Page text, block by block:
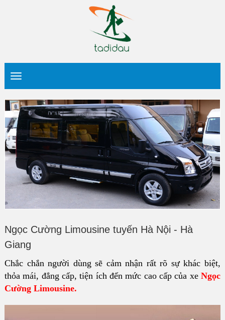
Ngọc Cường Limousine tuyến Hà Nội - Hà
Giang
Chắc chắn người dùng sẽ cảm nhận rất rõ sự khác biệt,
thỏa mái, đẳng cấp, tiện ích đến mức cao cấp của xeNgọc
Cường Limousine.